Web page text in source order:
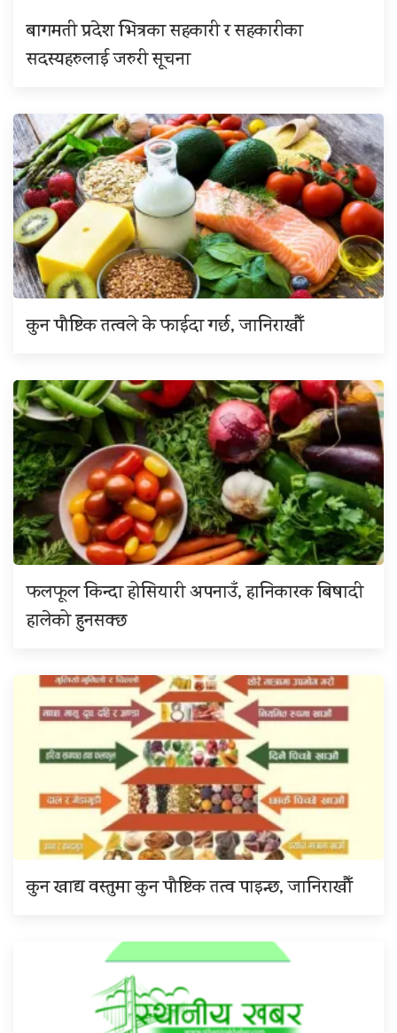
बागमती प्रदेश भित्रका सहकारी र सहकारीका
सदस्यहरुलाई जरुरी सूचना
कुन पौष्टिक तत्वले के फाईदा गर्छ, जानिराखौँ
फलफूल किन्दा होसियारी अपनाउँ, हानिकारक बिषादी
हालेको हुनसक्छ
कुन खाद्य वस्तुमा कुन पौष्टिक तत्व पाइन्छ, जानिराखौँ